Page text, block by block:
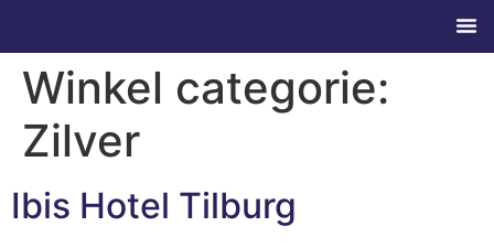
Winkel categorie:
Zilver
Ibis Hotel Tilburg